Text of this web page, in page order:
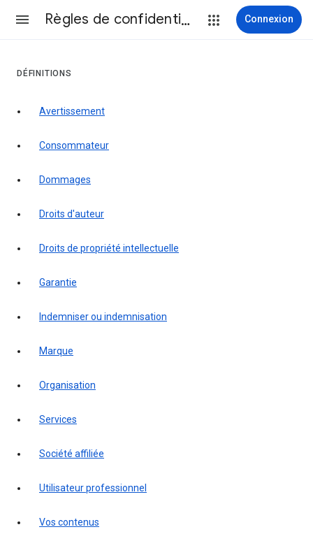
Règles de confidentialité et conditions d’utilisation Connexion
DÉFINITIONS
Avertissement
consommateur
Dommages
droits d'auteur
droits de propriété intellectuelle
garantie
indemniser ou indemnisation
marque
organisation
services
société affiliée
utilisateur professionnel
vos contenus